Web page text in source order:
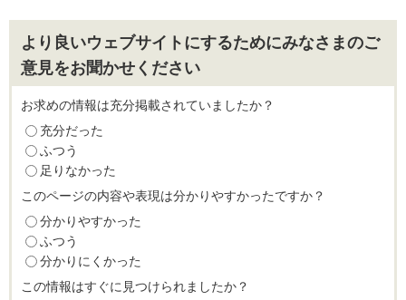
より良いウェブサイトにするためにみなさまのご
意見をお聞かせください
お求めの情報は充分掲載されていましたか？
充分だった
ふつう
足りなかった
このページの内容や表現は分かりやすかったですか？
分かりやすかった
ふつう
分かりにくかった
この情報はすぐに見つけられましたか？